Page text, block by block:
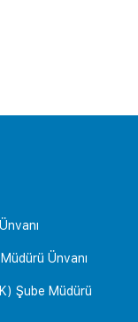
Ünvanı
Şube Müdürü